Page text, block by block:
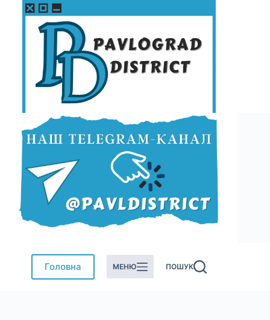
Перейти
Головна МЕНЮ ПОШУК